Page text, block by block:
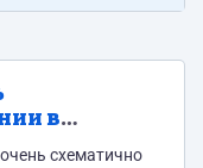
в
схематично